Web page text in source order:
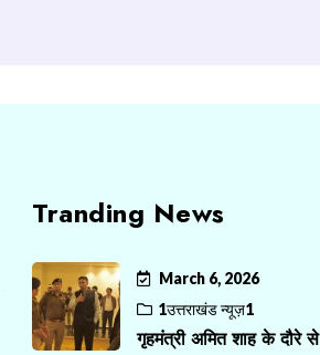
Tranding News
March 6, 2026
1उत्तराखंड न्यूज़1
गृहमंत्री अमित शाह के दौरे से